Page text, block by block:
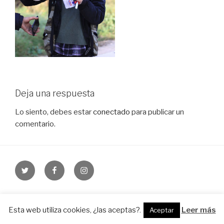
Deja una respuesta
Lo siento, debes estarconectado para publicar un
comentario.
Twitter FacebookInstagram
Esta web utiliza cookies, ¿las aceptas?. Aceptar Leer más